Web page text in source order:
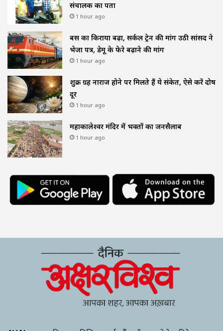
संचालक का पता
1 hour ago
बस का किराया बढ़ा, सर्कल ट्रेन की मांग उठी सांसद ने
भेजा पत्र, डेमू के फेरे बढ़ाने की मांग
1 hour ago
शुक्र ग्रह नाराज होने पर मिलते हैं ये संकेत, ऐसे करें दोष
दूर
1 hour ago
महाकालेश्वर मंदिर में भक्तों का जनसैलाब
1 hour ago